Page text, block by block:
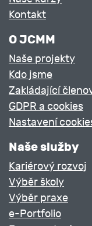
Kontakt
O JCMM
Naše projekty
Kdo jsme
Zakládající
GDPR a cookies
Nastavení
Naše služby
Kariérový rozvoj
Výběr školy
Výběr praxe
e-Portfolio